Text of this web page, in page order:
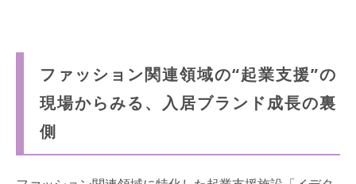
ファッション関連領域の“起業支援”の
現場からみる、入居ブランド成長の裏
側